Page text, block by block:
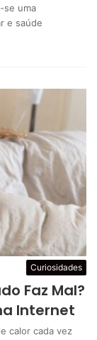
se uma
e saúde
Curiosidades
Faz Mal?
Internet
calor cada vez